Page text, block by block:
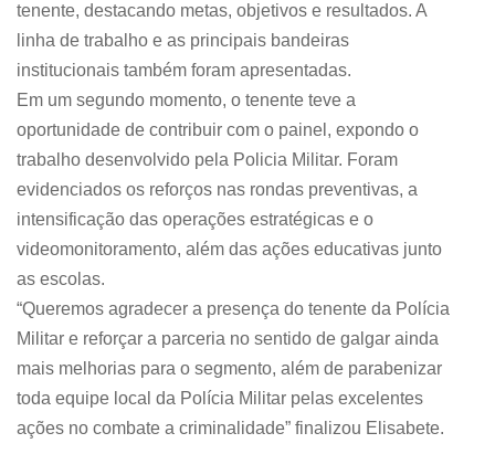
tenente, destacando metas, objetivos e resultados. A
linha de trabalho e as principais bandeiras
institucionais também foram apresentadas.
Em um segundo momento, o tenente teve a
oportunidade de contribuir com o painel, expondo o
trabalho desenvolvido pela Policia Militar. Foram
evidenciados os reforços nas rondas preventivas, a
intensificação das operações estratégicas e o
videomonitoramento, além das ações educativas junto
as escolas.
“Queremos agradecer a presença do tenente da Polícia
Militar e reforçar a parceria no sentido de galgar ainda
mais melhorias para o segmento, além de parabenizar
toda equipe local da Polícia Militar pelas excelentes
ações no combate a criminalidade” finalizou Elisabete.